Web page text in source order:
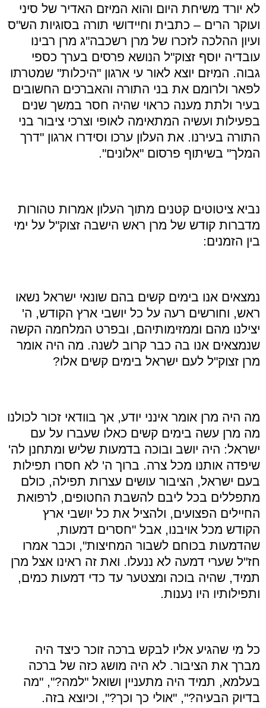
לא יורד משיחת היום והוא המיזם האדיר של סיני
ועוקר הרים – כתבית וחיידושי תורה בסוגיות הש"ס
ועיון ההלכה לזכרו של מרן רשכבה"ג מרן רבינו
עובדיה יוסף זצוק"ל הנושא פרסים בערך כספי
גבוה. המיזם יוצא לאור עי ארגון "היכלות" שמטרתו
לפאר ולרומם את בני התורה והאברכים החשובים
בעיר ולתת מענה כראוי שהיה חסר במשך שנים
בפעילות ועשיה המתאימה לאופי וצרכי ציבור בני
התורה בעירנו. את העלון ערכו וסידרו ארגון "דרך
המלך" בשיתוף פרסום "אלונים".
נביא ציטוטים קטנים מתוך העלון אמרות טהורות
מדברות קודש של מרן ראש הישבה זצוק"ל על ימי
בין הזמנים:
נמצאים אנו בימים קשים בהם שונאי ישראל נשאו
ראש, וחורשים רעה על כל יושבי ארץ הקודש, ה'
יצילנו מהם וממזימותיהם, ובפרט המלחמה הקשה
שנמצאים אנו בה כבר קרוב לשנה. מה היה אומר
מרן זצוק"ל לעם ישראל בימים קשים אלו?
מה היה מרן אומר אינני יודע, אך בוודאי זכור לכולנו
מה מרן עשה בימים קשים כאלו שעברו על עם
ישראל: היה יושב ובוכה בדמעות שליש ומתחנן לה'
שיפדה אותנו מכל צרה. ברוך ה' לא חסרו תפילות
בעם ישראל, הציבור עושים עצרות תפילה, כולם
מתפללים בכל ליבם להשבת החטופים, לרפואת
החיילים הפצועים, ולהציל את כל יושבי ארץ
הקודש מכל אויבנו, אבל "חסרים דמעות,
שהדמעות בכוחם לשבור המחיצות", וכבר אמרו
חז"ל שערי דמעה לא ננעלו. ואת זה ראינו אצל מרן
תמיד, שהיה בוכה ומצטער עד כדי דמעות כמים,
ותפילותיו היו נענות.
כל מי שהגיע אליו לבקש ברכה זוכר כיצד היה
מברך את הציבור. לא היה מושג כזה של ברכה
בעלמא, תמיד היה מתעניין ושואל "למה?", "מה
בדיוק הבעיה?", "אולי כך וכך?", וכיוצא בזה.